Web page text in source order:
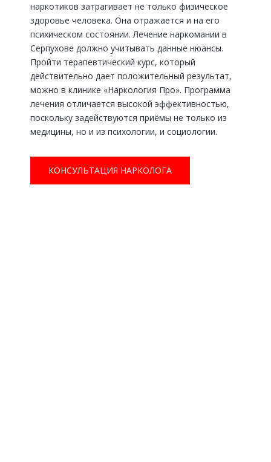
наркотиков затрагивает не только физическое
здоровье человека. Она отражается и на его
психическом состоянии. Лечение наркомании в
Серпухове должно учитывать данные нюансы.
Пройти терапевтический курс, который
действительно дает положительный результат,
можно в клинике «Наркология Про». Программа
лечения отличается высокой эффективностью,
поскольку задействуются приёмы не только из
медицины, но и из психологии, и социологии.
КОНСУЛЬТАЦИЯ НАРКОЛОГА